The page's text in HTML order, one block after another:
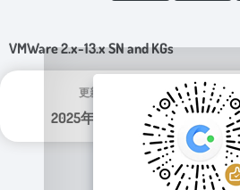
VMWare 2.x-13.x SN and KGs
更新日期：
2025年 11月 18日